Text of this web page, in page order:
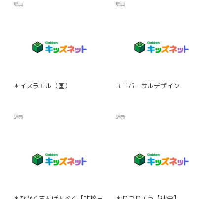
辞典 辞典
＊イスラエル（国）
辞典
ユニバーサルデザイン
辞典